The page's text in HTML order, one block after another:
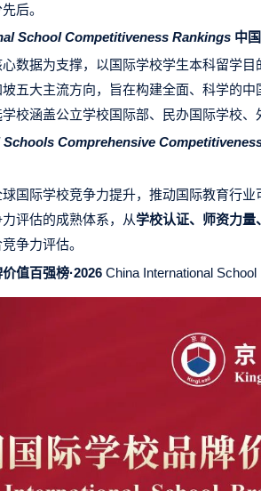
后。
School Competitiveness Rankings 中
数据为支撑，以国际学校学生本科留学
五大主流方向，旨在构建全面、科学的
校涵盖公立学校国际部、民办国际学校、
Comprehensive
国际学校竞争力提升，推动国际教育行
评估的成熟体系，从学校认证、师资力量
争力评估。
值百强榜·2026 China International School